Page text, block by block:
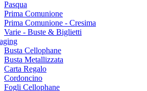
Pasqua
Prima Comunione
Prima Comunione - Cresima
Varie - Buste & Biglietti
Busta Cellophane
Busta Metallizzata
Carta Regalo
Cordoncino
Fogli Cellophane